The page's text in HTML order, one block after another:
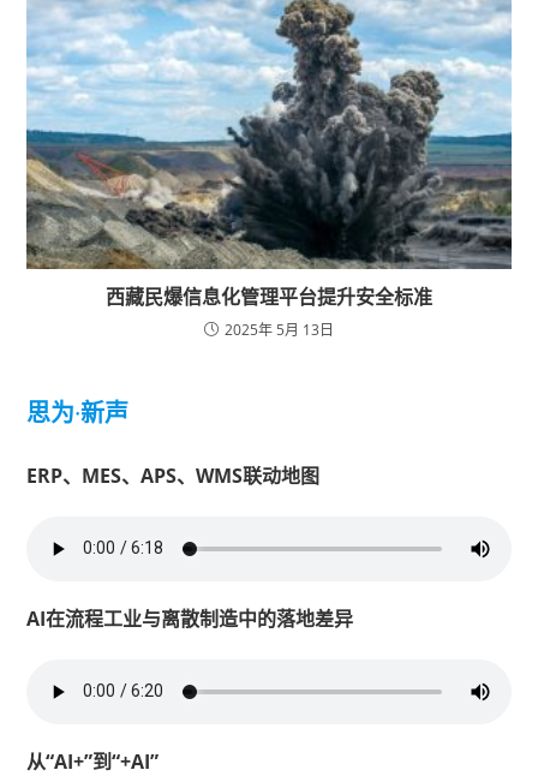
西藏民爆信息化管理平台提升安全标准
2025年 5月 13日
思为·新声
ERP、MES、APS、WMS联动地图
AI在流程工业与离散制造中的落地差异
从“AI+”到“+AI”